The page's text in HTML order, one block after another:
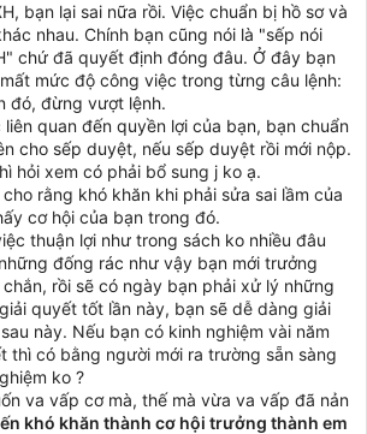
bạn lại sai nữa rồi. Việc chuẩn bị hồ sơ và
nhau. Chính bạn cũng nói là "sếp nói
chứ đã quyết định đóng đâu. Ở đây bạn
mức độ công việc trong từng câu lệnh:
đó, đừng vượt lệnh.
quan đến quyền lợi của bạn, bạn chuẩn
cho sếp duyệt, nếu sếp duyệt rồi mới nộp.
hỏi xem có phải bổ sung j ko ạ.
rằng khó khăn khi phải sửa sai lầm của
cơ hội của bạn trong đó.
thuận lợi như trong sách ko nhiều đâu
đống rác như vậy bạn mới trưởng
rồi sẽ có ngày bạn phải xử lý những
quyết tốt lần này, bạn sẽ dễ dàng giải
này. Nếu bạn có kinh nghiệm vài năm
thì có bằng người mới ra trường sẵn sàng
ko ?
va vấp cơ mà, thế mà vừa va vấp đã nản
khó khăn thành cơ hội trưởng thành em